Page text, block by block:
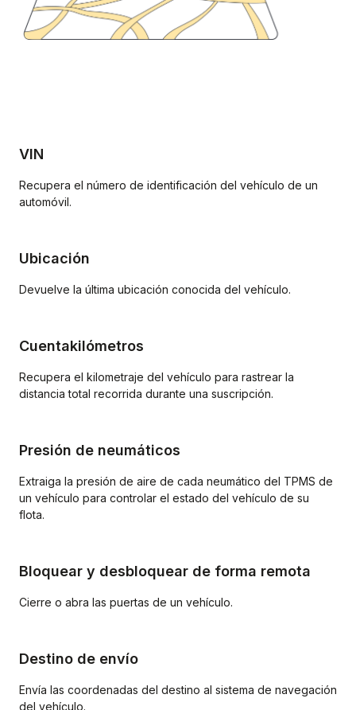
VIN
Recupera el número de identificación del vehículo de un
automóvil.
Ubicación
Devuelve la última ubicación conocida del vehículo.
Cuentakilómetros
Recupera el kilometraje del vehículo para rastrear la
distancia total recorrida durante una suscripción.
Presión de neumáticos
Extraiga la presión de aire de cada neumático del TPMS de
un vehículo para controlar el estado del vehículo de su
flota.
Bloquear y desbloquear de forma remota
Cierre o abra las puertas de un vehículo.
Destino de envío
Envía las coordenadas del destino al sistema de navegación
del vehículo.